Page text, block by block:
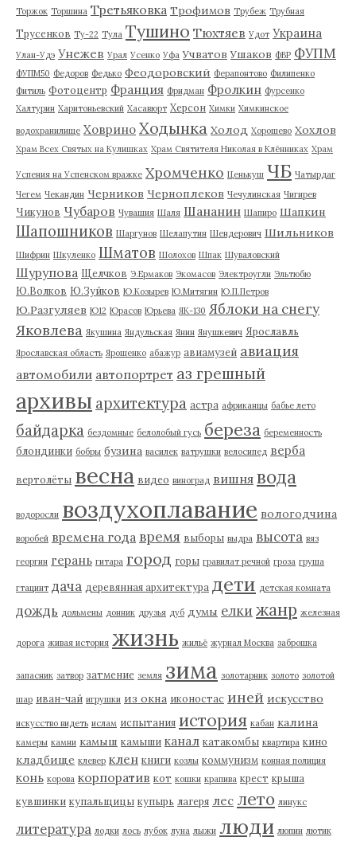
Торжок Торшина Третьяковка Трофимов Трубеж Трубная
Трусенков Ту-22 Тула Тушино Тюхтяев Удот Украина
Улан-Удэ Унежев Урал Усенко Уфа Учватов Ушаков ФВР ФУПМ
ФУПМ50 Федоров Федько Феодоровский Ферапонтово Филипенко
Фитиль Фотоцентр Франция Фридман Фролкин Фурсенко
Халтурин Харитоньевский Хасавюрт Херсон Химки Химкинское
водохранилище Ховрино Ходынка Холод Хорошево Хохлов
Храм Всех Святых на Кулишках Храм Святителя Николая в Клённиках Храм
Успения на Успенском вражке Хромченко Ценькуш ЧБ Чатырдаг
Чегем Чекандин Черников Черноплеков Чечулинская Чигирев
Чикунов Чубаров Чувашия Шаля Шананин Шапиро Шапкин
Шапошников Шаргунов Шелапутин Шендерович Шильников
Шифрин Шкуленко Шматов Шолохов Шпак Шуваловский
Шурупова Щелчков Э.Ермаков Экомасов Электроугли Эльтюбю
Ю.Волков Ю.Зуйков Ю.Козырев Ю.Митягин Ю.П.Петров
Ю.Разгуляев Ю12 Юрасов Юрьева ЯК-130 Яблоки на снегу
Яковлева Якушина Яндульская Янин Янушкевич Ярославль
Ярославская область Ярошенко абажур авиамузей авиация
автомобили автопортрет аз грешный
архивы архитектура астра африканцы бабье лето
байдарка бездомные белолобый гусь береза беременность
блондинки бобры бузина василек ватрушки велосипед верба
вертолёты весна видео виноград вишня вода
водоросли воздухоплавание вологодчина
воробей времена года время выборы выдра высота вяз
георгин герань гитара город горы гравилат речной гроза груша
гтацинт дача деревянная архитектура дети детская комната
дождь дольмены донник друзья дуб думы елки жанр железная
дорога живая история жизнь жильё журнал Москва заброшка
запасник затвор затмение земля зима золотарник золото золотой
шар иван-чай игрушки из окна иконостас иней искусство
искусство видеть ислам испытания история кабан калина
камеры камни камыш камыши канал катакомбы квартира кино
кладбище клевер клен книги козлы коммунизм конная полиция
конь корова корпоратив кот кошки крапива крест крыша
кувшинки купальщицы купырь лагеря лес лето линукс
литература лодки лось лубок луна лыжи люди люпин лютик